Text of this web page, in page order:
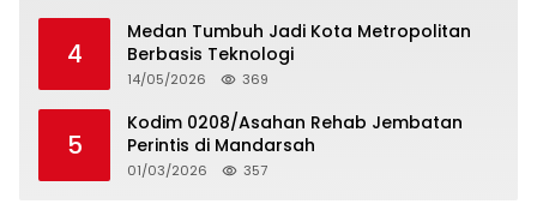
4
Medan Tumbuh Jadi Kota Metropolitan
Berbasis Teknologi
14/05/2026 369
5
Kodim 0208/Asahan Rehab Jembatan
Perintis di Mandarsah
01/03/2026 357